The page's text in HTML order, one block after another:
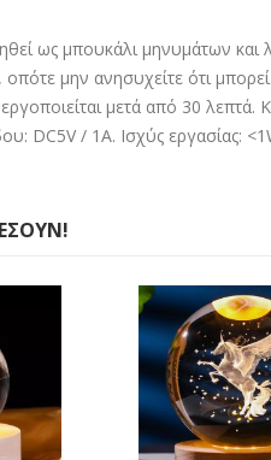
ως μπουκάλι μηνυμάτων
οπότε μην ανησυχείτε ότι
μετά από 30
DC5V / 1A. Ισχύς εργασίας: